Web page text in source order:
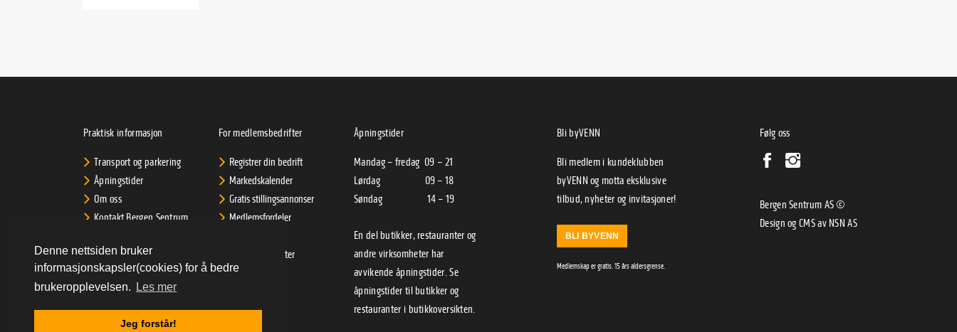
Denne nettsiden bruker
informasjonskapsler(cookies) for å bedre
brukeropplevelsen.
Les mer
Jeg forstår!
Praktisk informasjon
Transport og parkering
Åpningstider
Om oss
Kontakt Bergen Sentrum
Informasjonskapsler
Personvernerklæring
For medlemsbedrifter
Registrer din bedrift
Markedskalender
Gratis stillingsannonser
Medlemsfordeler
medlemsbedrifter
Priser
LOGG INN
Åpningstider
Mandag – fredag 09 – 21
Lørdag 09 – 18
Søndag 14 – 19
En del butikker, restauranter og
andre virksomheter har
avvikende åpningstider. Se
åpningstider tilbutikker og
restauranter i butikkoversikten.
Bli byVENN
Bli medlem i kundeklubben
byVENN og motta eksklusive
tilbud, nyheter og invitasjoner!
BLI BYVENN
Medlemskap er gratis. 15 års aldersgrense.
Følg oss
Bergen Sentrum AS ©
Design og CMS av NSN AS